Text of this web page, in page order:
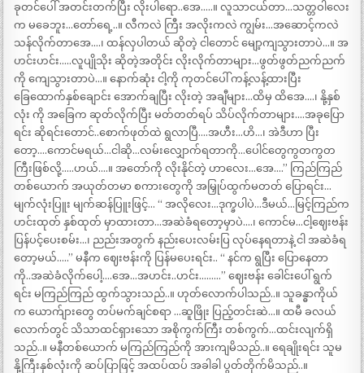
ခုတင်ပေါ် အတင်းတက်ပြီး လိုးပါရော..အေ…..။ လူသာငယ်တာ…သတ္တဝါလေး
က မခေဘူး…တော်ရေ့..။ လီကလဲ ကြီး အလိုးကလဲ ကျွမ်း…အဆောင့်ကလဲ
သန်လိုက်တာအေ….၊ ထန်လှပါတယ် ဆိုတဲ့ ငါတောင် မျော့ကျသွားတာပဲ…။ အ
ဟင်းဟင်း…..လူပျိုသိုး ဆိုတဲ့အတိုင်း လိုးလိုက်တာများ…ဖွတ်ဖွတ်ညက်ညက်
ကို ကျေသွားတာပဲ…။ နောက်ဆုံး ငါ့ကို ကုတင်ပေါ် ကန့်လန့်ထားပြီး
ခြေထောက်နှစ်ချောင်း အောက်ချပြီး လိုးတဲ့ အချီများ…ထိမှ ထိအေ….၊ နို့နှစ်
လုံး ကို အခြေက ဆုတ်လိုက်ပြီး မတ်တတ်ရပ် သိပ်လိုက်တာများ….အခုပြော
ရင်း ဆိုရင်းတောင်..စောက်ဖုတ်ထဲ ရွလာပြီ….အဟီး…ဟိ…၊ အဲဒီဟာ ပြီး
တော့….ကောင်မရယ်…ငါဆို…လမ်းလျှောက်ရတာကို…ပေါင်တွေကွတကွတ
ကြီးဖြစ်လို့…..ဟယ်….။ အတော်ကို လိုးနိုင်တဲ့ ဟာလေး…အေ….” ကြည်ကြည်
တစ်ယောက် အယုတ်တမာ စကားတွေကို အမြှုပ်ထွက်မတတ် ပြောရင်း…
မျက်လုံးပြူး မျက်ဆန်ပြူးဖြင့်… “ အလိုလေး…ဒုက္ခပါပဲ…ဒီမယ်…မြင့်ကြည်က
ဟင်းထုတ် နှစ်ထုတ် မှာထားတာ…အဆဲခံရတော့မှာပဲ….၊ ကောင်မ…ငါ့ဈေးဗန်း
ပြန်ပင့်ပေးစမ်း…၊ ညည်းအတွက် နည်းပေးလမ်းပြ လုပ်နေရတာနဲ့ ငါ အဆဲခံရ
တော့မယ်…..” မနီက ဈေးဗန်းကို ပြန်မပေးရင်း.. “ နင်က ရွပြီး ပြောနေတာ
ကို..အဆဲခံလိုက်ပေါ့….အေ…အဟင်း..ဟင်း………” ဈေးဗန်း ခေါင်းပေါ် ရွက်
ရင်း မကြည်ကြည် ထွက်သွားသည်..။ ဟုတ်လောက်ပါသည်..။ သူခန္ဓာကိုယ်
က ယောက်ျားတွေ တပ်မက်ချင်စရာ …ဆူဖြိုး ပြည့်တင်းဆဲ…။ ထမီ ခလယ်
လောက်တွင် သိသာထင်ရှားသော အစိုကွက်ကြီး တစ်ကွက်…ထင်းလျက်ရှိ
သည်..။ မနီတစ်ယောက် မကြည်ကြည်ကို အားကျမိသည်..။ ရေချိုးရင်း သူမ
နို့ကြီးနှစ်လုံးကို ဆပ်ပြာဖြင့် အထပ်ထပ် အခါခါ ပွတ်တိုက်မိသည်..။